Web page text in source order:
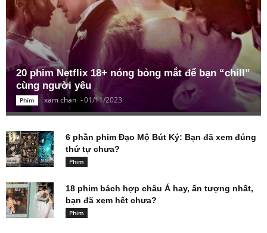
20 phim Netflix 18+ nóng bỏng mắt để bạn “chill”
cùng người yêu
Phim xam chan -01/11/2023
6 phần phim Đạo Mộ Bút Ký: Bạn đã xem đúng
thứ tự chưa?
Phim
18 phim bách hợp châu Á hay, ấn tượng nhất,
bạn đã xem hết chưa?
Phim